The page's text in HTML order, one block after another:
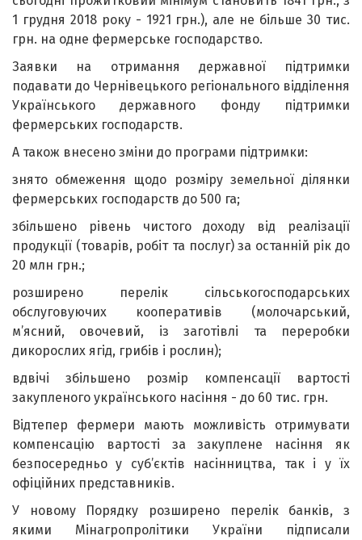
1 грудня 2018 року - 1921 грн.), але не більше 30 тис.
грн. на одне фермерське господарство.
Заявки на отримання державної підтримки
подавати до Чернівецького регіонального відділення
Українського державного фонду підтримки
фермерських господарств.
А також внесено зміни до програми підтримки:
знято обмеження щодо розміру земельної ділянки
фермерських господарств до 500 га;
збільшено рівень чистого доходу від реалізації
продукції (товарів, робіт та послуг) за останній рік до
20 млн грн.;
розширено перелік сільськогосподарських
обслуговуючих кооперативів (молочарський,
м’ясний, овочевий, із заготівлі та переробки
дикорослих ягід, грибів і рослин);
вдвічі збільшено розмір компенсації вартості
закупленого українського насіння - до 60 тис. грн.
Відтепер фермери мають можливість отримувати
компенсацію вартості за закуплене насіння як
безпосередньо у суб’єктів насінництва, так і у їх
офіційних представників.
У новому Порядку розширено перелік банків, з
якими Мінагропролітики України підписали